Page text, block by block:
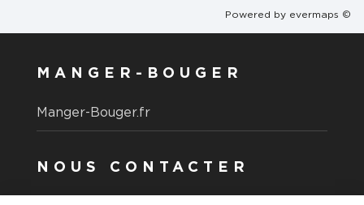
Powered by evermaps ©
MANGER-BOUGER
Manger-Bouger.fr
NOUS CONTACTER